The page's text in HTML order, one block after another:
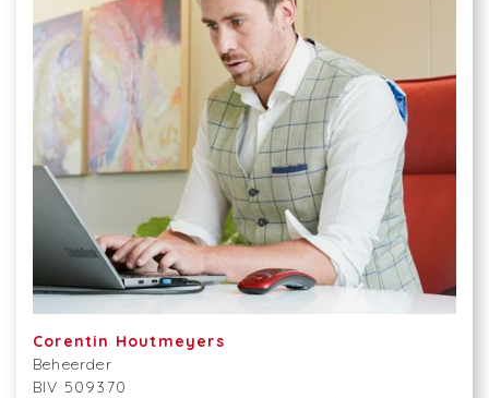
Corentin Houtmeyers
Beheerder
BIV 509370